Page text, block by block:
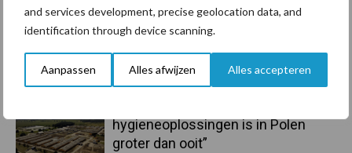
and services development, precise geolocation data, and
identification through device scanning.
Aanpassen Alles afwijzen Alles accepteren
6 aug
Tien praktische tips voor een
langere levensduur
hygieneoplossingen is in Polen
groter dan ooit”